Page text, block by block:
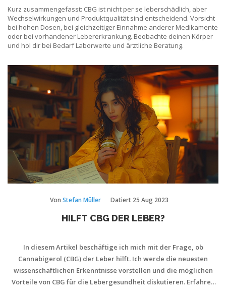
Kurz zusammengefasst: CBG ist nicht per se leberschädlich, aber
Wechselwirkungen und Produktqualität sind entscheidend. Vorsicht
bei hohen Dosen, bei gleichzeitiger Einnahme anderer Medikamente
oder bei vorhandener Lebererkrankung. Beobachte deinen Körper
und hol dir bei Bedarf Laborwerte und ärztliche Beratung.
Von Stefan Müller Datiert 25 Aug 2023
HILFT CBG DER LEBER?
In diesem Artikel beschäftige ich mich mit der Frage, ob
Cannabigerol (CBG) der Leber hilft. Ich werde die neuesten
wissenschaftlichen Erkenntnisse vorstellen und die möglichen
Vorteile von CBG für die Lebergesundheit diskutieren. Erfahren